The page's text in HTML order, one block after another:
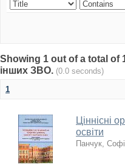
Showing 1 out of a total of
інших ЗВО. (0.0 seconds)
1
Ціннісні
освіти
Панчук,